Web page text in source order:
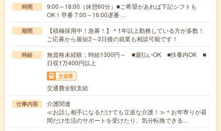
時間
9:00～18:00（休憩60分）■ご希望があれば下記シフトも
OK！早番 7:00～16:00遅番 …
期間
【積極採用中！急募！】＊1年以上勤務している方が多数！
ご応募から最短2～3日後の就業も相談可能です！
時給
無資格未経験：時給1300円～ ■週払いOK ■扶養内OK ■
日収1万400円以上
交通費
交通費全額支給
仕事内容
介護関連
≪お話し相手になるだけでも立派な介護！≫＊お年寄りが昼
間だけ生活のサポートを受けたり、気分転換できる…